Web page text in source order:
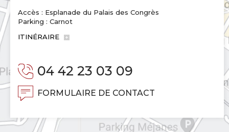
Accès : Esplanade du Palais des Congrès
Parking : Carnot
ITINÉRAIRE
04 42 23 03 09
FORMULAIRE DE CONTACT